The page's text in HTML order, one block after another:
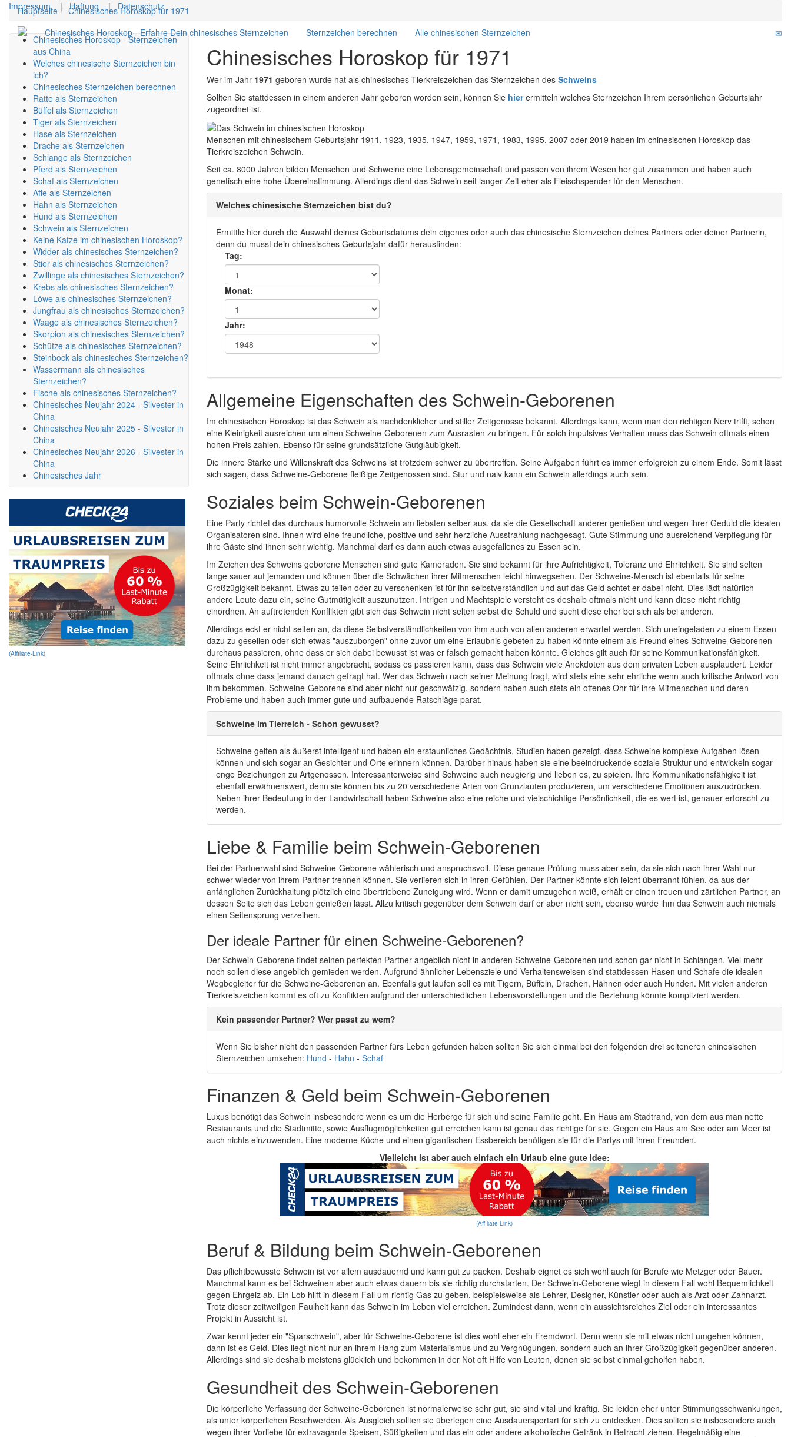
Impressum|Haftung | Datenschutz
Chinesisches Horoskop - Erfahre Dein chinesisches Sternzeichen Sternzeichen berechnen Alle chinesischen Sternzeichen
Hauptseite Chinesisches Horoskop für 1971
Chinesisches Horoskop - Sternzeichen
aus China
Welches chinesische Sternzeichen bin
ich?
Chinesisches Sternzeichen berechnen
Ratte als Sternzeichen
Büffel als Sternzeichen
Tiger als Sternzeichen
Hase als Sternzeichen
Drache als Sternzeichen
Schlange als Sternzeichen
Pferd als Sternzeichen
Schaf als Sternzeichen
Affe als Sternzeichen
Hahn als Sternzeichen
Hund als Sternzeichen
Schwein als Sternzeichen
Keine Katze im chinesischen Horoskop?
Widder als chinesisches Sternzeichen?
Stier als chinesisches Sternzeichen?
Zwillinge als chinesisches Sternzeichen?
Krebs als chinesisches Sternzeichen?
Löwe als chinesisches Sternzeichen?
Jungfrau als chinesisches Sternzeichen?
Waage als chinesisches Sternzeichen?
Skorpion als chinesisches Sternzeichen?
Schütze als chinesisches Sternzeichen?
Steinbock als chinesisches Sternzeichen?
Wassermann als chinesisches
Sternzeichen?
Fische als chinesisches Sternzeichen?
Chinesisches Neujahr 2024 - Silvester in
China
Chinesisches Neujahr 2025 - Silvester in
China
Chinesisches Neujahr 2026 - Silvester in
China
Chinesisches Jahr
(Affiliate-Link)
Chinesisches Horoskop für 1971
Wer im Jahr 1971 geboren wurde hat als chinesisches Tierkreiszeichen das Sternzeichen des Schweins
Sollten Sie stattdessen in einem anderen Jahr geboren worden sein, können Sie hierermitteln welches Sternzeichen Ihrem persönlichen Geburtsjahr
zugeordnet ist.
Menschen mit chinesischem Geburtsjahr 1911, 1923, 1935, 1947, 1959, 1971, 1983, 1995, 2007 oder 2019 haben im chinesischen Horoskop das
Tierkreiszeichen Schwein.
Seit ca. 8000 Jahren bilden Menschen und Schweine eine Lebensgemeinschaft und passen von ihrem Wesen her gut zusammen und haben auch
genetisch eine hohe Übereinstimmung. Allerdings dient das Schwein seit langer Zeit eher als Fleischspender für den Menschen.
Welches chinesische Sternzeichen bist du?
Ermittle hier durch die Auswahl deines Geburtsdatums dein eigenes oder auch das chinesische Sternzeichen deines Partners oder deiner Partnerin,
denn du musst dein chinesisches Geburtsjahr dafür herausfinden:
Tag:
Monat:
Jahr:
Allgemeine Eigenschaften des Schwein-Geborenen
Im chinesischen Horoskop ist das Schwein als nachdenklicher und stiller Zeitgenosse bekannt. Allerdings kann, wenn man den richtigen Nerv trifft, schon
eine Kleinigkeit ausreichen um einen Schweine-Geborenen zum Ausrasten zu bringen. Für solch impulsives Verhalten muss das Schwein oftmals einen
hohen Preis zahlen. Ebenso für seine grundsätzliche Gutgläubigkeit.
Die innere Stärke und Willenskraft des Schweins ist trotzdem schwer zu übertreffen. Seine Aufgaben führt es immer erfolgreich zu einem Ende. Somit lässt
sich sagen, dass Schweine-Geborene fleißige Zeitgenossen sind. Stur und naiv kann ein Schwein allerdings auch sein.
Soziales beim Schwein-Geborenen
Eine Party richtet das durchaus humorvolle Schwein am liebsten selber aus, da sie die Gesellschaft anderer genießen und wegen ihrer Geduld die idealen
Organisatoren sind. Ihnen wird eine freundliche, positive und sehr herzliche Ausstrahlung nachgesagt. Gute Stimmung und ausreichend Verpflegung für
ihre Gäste sind ihnen sehr wichtig. Manchmal darf es dann auch etwas ausgefallenes zu Essen sein.
Im Zeichen des Schweins geborene Menschen sind gute Kameraden. Sie sind bekannt für ihre Aufrichtigkeit, Toleranz und Ehrlichkeit. Sie sind selten
lange sauer auf jemanden und können über die Schwächen ihrer Mitmenschen leicht hinwegsehen. Der Schweine-Mensch ist ebenfalls für seine
Großzügigkeit bekannt. Etwas zu teilen oder zu verschenken ist für ihn selbstverständlich und auf das Geld achtet er dabei nicht. Dies lädt natürlich
andere Leute dazu ein, seine Gutmütigkeit auszunutzen. Intrigen und Machtspiele versteht es deshalb oftmals nicht und kann diese nicht richtig
einordnen. An auftretenden Konflikten gibt sich das Schwein nicht selten selbst die Schuld und sucht diese eher bei sich als bei anderen.
Allerdings eckt er nicht selten an, da diese Selbstverständlichkeiten von ihm auch von allen anderen erwartet werden. Sich uneingeladen zu einem Essen
dazu zu gesellen oder sich etwas "auszuborgen" ohne zuvor um eine Erlaubnis gebeten zu haben könnte einem als Freund eines Schweine-Geborenen
durchaus passieren, ohne dass er sich dabei bewusst ist was er falsch gemacht haben könnte. Gleiches gilt auch für seine Kommunikationsfähigkeit.
Seine Ehrlichkeit ist nicht immer angebracht, sodass es passieren kann, dass das Schwein viele Anekdoten aus dem privaten Leben ausplaudert. Leider
oftmals ohne dass jemand danach gefragt hat. Wer das Schwein nach seiner Meinung fragt, wird stets eine sehr ehrliche wenn auch kritische Antwort von
ihm bekommen. Schweine-Geborene sind aber nicht nur geschwätzig, sondern haben auch stets ein offenes Ohr für ihre Mitmenschen und deren
Probleme und haben auch immer gute und aufbauende Ratschläge parat.
Schweine im Tierreich - Schon gewusst?
Schweine gelten als äußerst intelligent und haben ein erstaunliches Gedächtnis. Studien haben gezeigt, dass Schweine komplexe Aufgaben lösen
können und sich sogar an Gesichter und Orte erinnern können. Darüber hinaus haben sie eine beeindruckende soziale Struktur und entwickeln sogar
enge Beziehungen zu Artgenossen. Interessanterweise sind Schweine auch neugierig und lieben es, zu spielen. Ihre Kommunikationsfähigkeit ist
ebenfall erwähnenswert, denn sie können bis zu 20 verschiedene Arten von Grunzlauten produzieren, um verschiedene Emotionen auszudrücken.
Neben ihrer Bedeutung in der Landwirtschaft haben Schweine also eine reiche und vielschichtige Persönlichkeit, die es wert ist, genauer erforscht zu
werden.
Liebe & Familie beim Schwein-Geborenen
Bei der Partnerwahl sind Schweine-Geborene wählerisch und anspruchsvoll. Diese genaue Prüfung muss aber sein, da sie sich nach ihrer Wahl nur
schwer wieder von ihrem Partner trennen können. Sie verlieren sich in ihren Gefühlen. Der Partner könnte sich leicht überrannt fühlen, da aus der
anfänglichen Zurückhaltung plötzlich eine übertriebene Zuneigung wird. Wenn er damit umzugehen weiß, erhält er einen treuen und zärtlichen Partner, an
dessen Seite sich das Leben genießen lässt. Allzu kritisch gegenüber dem Schwein darf er aber nicht sein, ebenso würde ihm das Schwein auch niemals
einen Seitensprung verzeihen.
Der ideale Partner für einen Schweine-Geborenen?
Der Schwein-Geborene findet seinen perfekten Partner angeblich nicht in anderen Schweine-Geborenen und schon gar nicht in Schlangen. Viel mehr
noch sollen diese angeblich gemieden werden. Aufgrund ähnlicher Lebensziele und Verhaltensweisen sind stattdessen Hasen und Schafe die idealen
Wegbegleiter für die Schweine-Geborenen an. Ebenfalls gut laufen soll es mit Tigern, Büffeln, Drachen, Hähnen oder auch Hunden. Mit vielen anderen
Tierkreiszeichen kommt es oft zu Konflikten aufgrund der unterschiedlichen Lebensvorstellungen und die Beziehung könnte kompliziert werden.
Kein passender Partner? Wer passt zu wem?
Wenn Sie bisher nicht den passenden Partner fürs Leben gefunden haben sollten Sie sich einmal bei den folgenden drei selteneren chinesischen
Sternzeichen umsehen: Hund - Hahn - Schaf
Finanzen & Geld beim Schwein-Geborenen
Luxus benötigt das Schwein insbesondere wenn es um die Herberge für sich und seine Familie geht. Ein Haus am Stadtrand, von dem aus man nette
Restaurants und die Stadtmitte, sowie Ausflugmöglichkeiten gut erreichen kann ist genau das richtige für sie. Gegen ein Haus am See oder am Meer ist
auch nichts einzuwenden. Eine moderne Küche und einen gigantischen Essbereich benötigen sie für die Partys mit ihren Freunden.
Vielleicht ist aber auch einfach ein Urlaub eine gute Idee:
(Affiliate-Link)
Beruf & Bildung beim Schwein-Geborenen
Das pflichtbewusste Schwein ist vor allem ausdauernd und kann gut zu packen. Deshalb eignet es sich wohl auch für Berufe wie Metzger oder Bauer.
Manchmal kann es bei Schweinen aber auch etwas dauern bis sie richtig durchstarten. Der Schwein-Geborene wiegt in diesem Fall wohl Bequemlichkeit
gegen Ehrgeiz ab. Ein Lob hilft in diesem Fall um richtig Gas zu geben, beispielsweise als Lehrer, Designer, Künstler oder auch als Arzt oder Zahnarzt.
Trotz dieser zeitweiligen Faulheit kann das Schwein im Leben viel erreichen. Zumindest dann, wenn ein aussichtsreiches Ziel oder ein interessantes
Projekt in Aussicht ist.
Zwar kennt jeder ein "Sparschwein", aber für Schweine-Geborene ist dies wohl eher ein Fremdwort. Denn wenn sie mit etwas nicht umgehen können,
dann ist es Geld. Dies liegt nicht nur an ihrem Hang zum Materialismus und zu Vergnügungen, sondern auch an ihrer Großzügigkeit gegenüber anderen.
Allerdings sind sie deshalb meistens glücklich und bekommen in der Not oft Hilfe von Leuten, denen sie selbst einmal geholfen haben.
Gesundheit des Schwein-Geborenen
Die körperliche Verfassung der Schweine-Geborenen ist normalerweise sehr gut, sie sind vital und kräftig. Sie leiden eher unter Stimmungsschwankungen,
als unter körperlichen Beschwerden. Als Ausgleich sollten sie überlegen eine Ausdauersportart für sich zu entdecken. Dies sollten sie insbesondere auch
wegen ihrer Vorliebe für extravagante Speisen, Süßigkeiten und das ein oder andere alkoholische Getränk in Betracht ziehen. Regelmäßig eine